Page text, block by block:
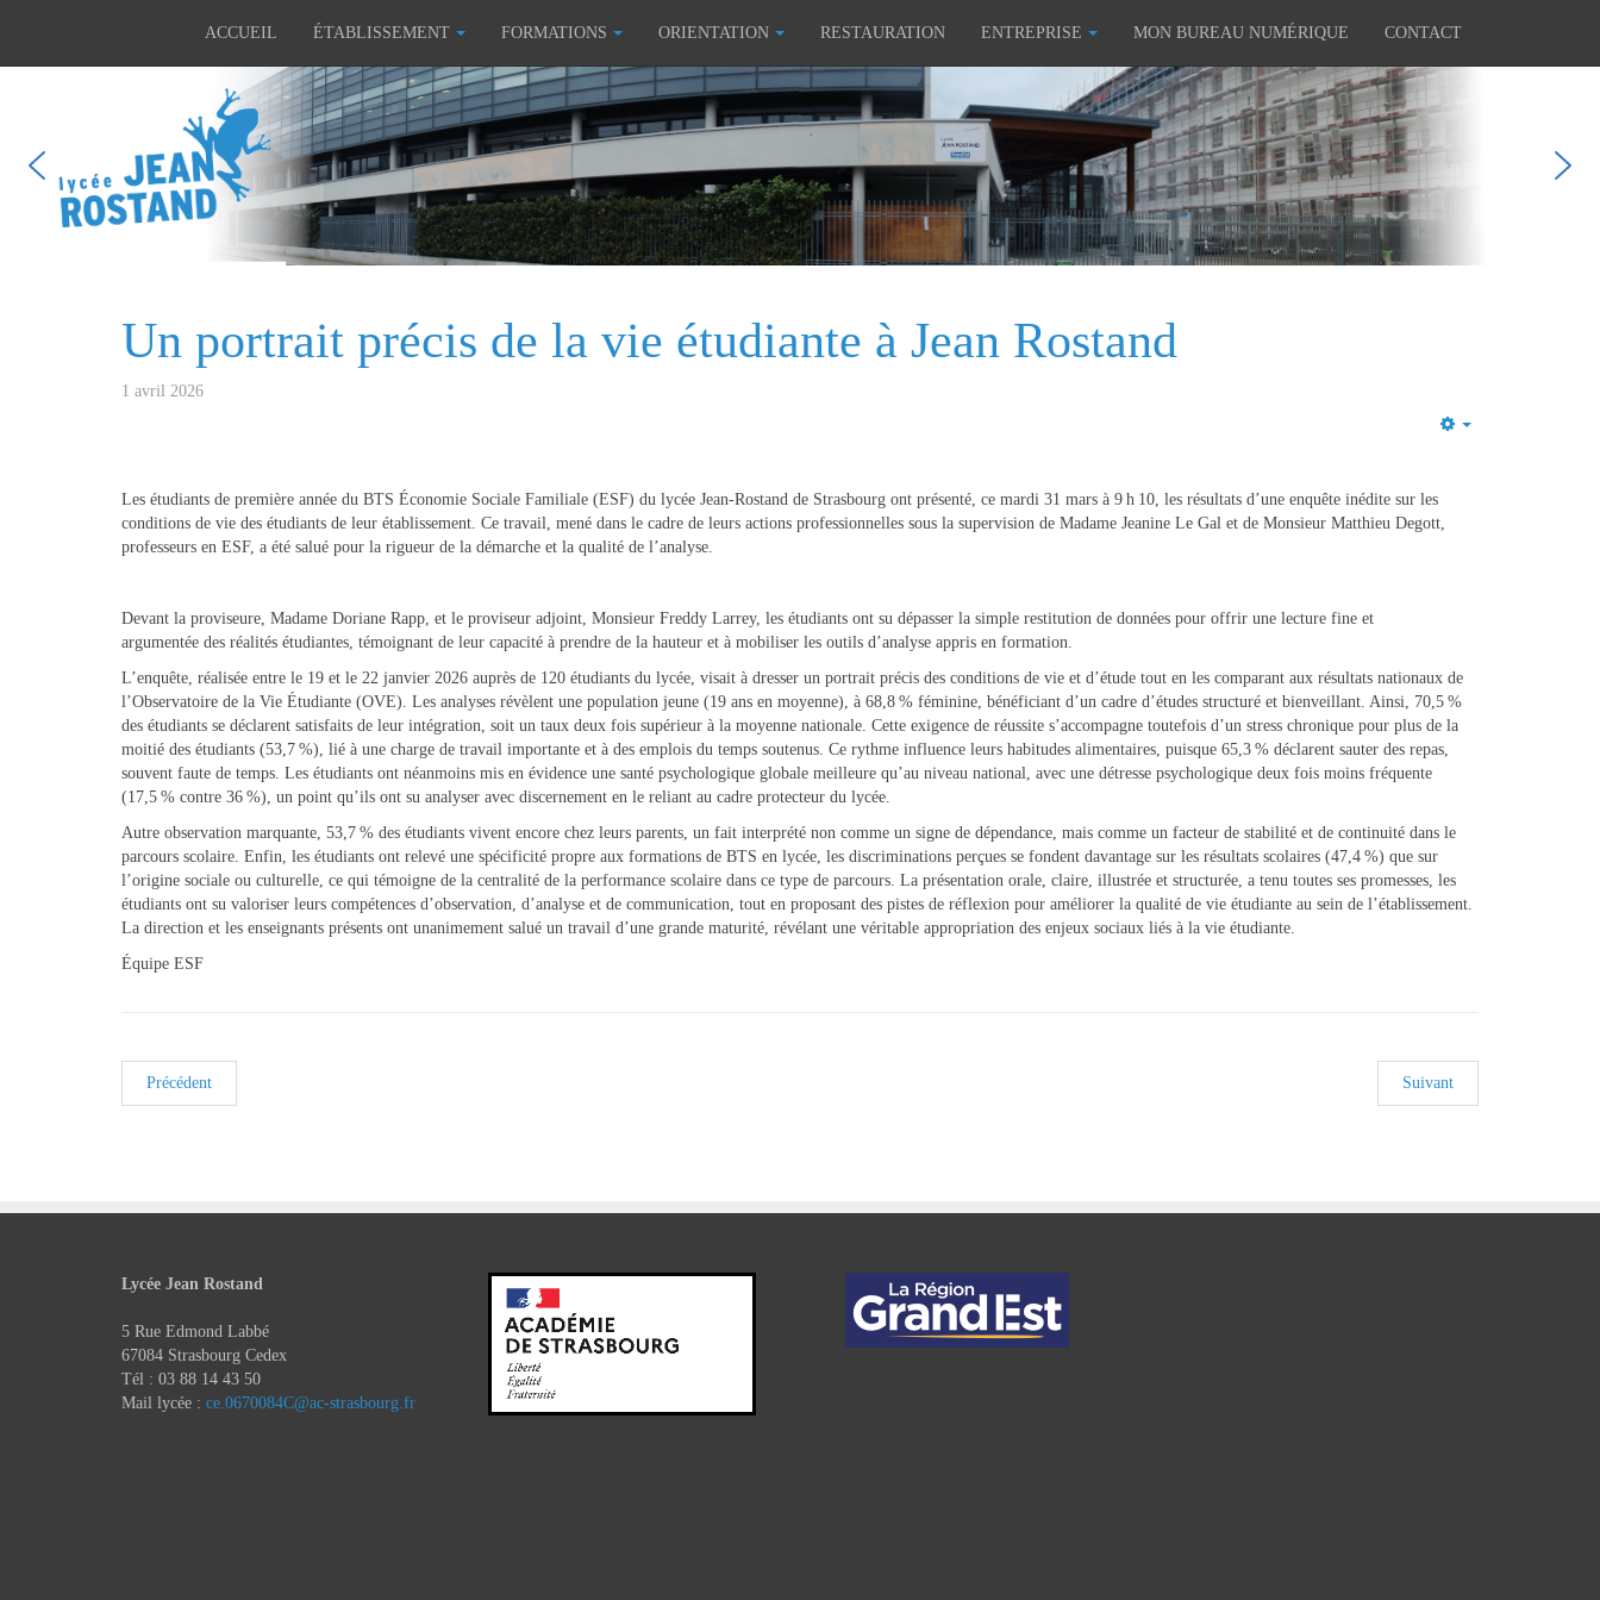
ACCUEIL ÉTABLISSEMENT FORMATIONS ORIENTATION RESTAURATION ENTREPRISE MON BUREAU NUMÉRIQUE CONTACT
Un portrait précis de la vie étudiante à Jean Rostand
1 avril 2026
Les étudiants de première année du BTS Économie Sociale Familiale (ESF) du lycée Jean-Rostand de Strasbourg ont présenté, ce mardi 31 mars à 9 h 10, les résultats d’une enquête inédite sur les
conditions de vie des étudiants de leur établissement. Ce travail, mené dans le cadre de leurs actions professionnelles sous la supervision de Madame Jeanine Le Gal et de Monsieur Matthieu Degott,
professeurs en ESF, a été salué pour la rigueur de la démarche et la qualité de l’analyse.
Devant la proviseure, Madame Doriane Rapp, et le proviseur adjoint, Monsieur Freddy Larrey, les étudiants ont su dépasser la simple restitution de données pour offrir une lecture fine et
argumentée des réalités étudiantes, témoignant de leur capacité à prendre de la hauteur et à mobiliser les outils d’analyse appris en formation.
L’enquête, réalisée entre le 19 et le 22 janvier 2026 auprès de 120 étudiants du lycée, visait à dresser un portrait précis des conditions de vie et d’étude tout en les comparant aux résultats nationaux de
l’Observatoire de la Vie Étudiante (OVE). Les analyses révèlent une population jeune (19 ans en moyenne), à 68,8 % féminine, bénéficiant d’un cadre d’études structuré et bienveillant. Ainsi, 70,5 %
des étudiants se déclarent satisfaits de leur intégration, soit un taux deux fois supérieur à la moyenne nationale. Cette exigence de réussite s’accompagne toutefois d’un stress chronique pour plus de la
moitié des étudiants (53,7 %), lié à une charge de travail importante et à des emplois du temps soutenus. Ce rythme influence leurs habitudes alimentaires, puisque 65,3 % déclarent sauter des repas,
souvent faute de temps. Les étudiants ont néanmoins mis en évidence une santé psychologique globale meilleure qu’au niveau national, avec une détresse psychologique deux fois moins fréquente
(17,5 % contre 36 %), un point qu’ils ont su analyser avec discernement en le reliant au cadre protecteur du lycée.
Autre observation marquante, 53,7 % des étudiants vivent encore chez leurs parents, un fait interprété non comme un signe de dépendance, mais comme un facteur de stabilité et de continuité dans le
parcours scolaire. Enfin, les étudiants ont relevé une spécificité propre aux formations de BTS en lycée, les discriminations perçues se fondent davantage sur les résultats scolaires (47,4 %) que sur
l’origine sociale ou culturelle, ce qui témoigne de la centralité de la performance scolaire dans ce type de parcours. La présentation orale, claire, illustrée et structurée, a tenu toutes ses promesses, les
étudiants ont su valoriser leurs compétences d’observation, d’analyse et de communication, tout en proposant des pistes de réflexion pour améliorer la qualité de vie étudiante au sein de l’établissement.
La direction et les enseignants présents ont unanimement salué un travail d’une grande maturité, révélant une véritable appropriation des enjeux sociaux liés à la vie étudiante.
Équipe ESF
Précédent Suivant
Lycée Jean Rostand
5 Rue Edmond Labbé
67084 Strasbourg Cedex
Tél : 03 88 14 43 50
Mail lycée : ce.0670084C@ac-strasbourg.fr